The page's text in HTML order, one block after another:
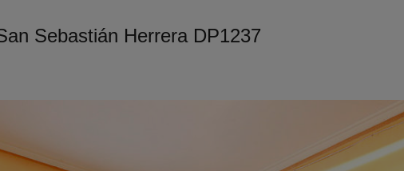
Sebastián Herrera DP1237